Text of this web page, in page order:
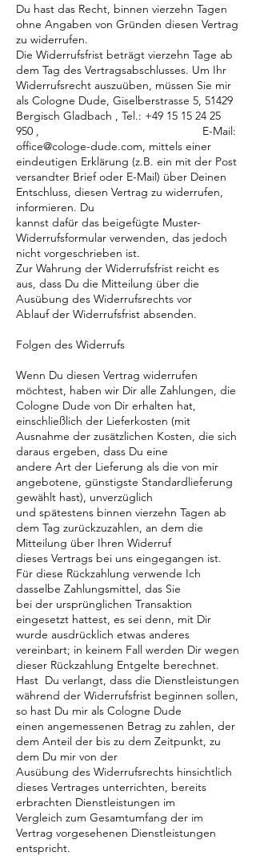
Du hast das Recht, binnen vierzehn Tagen
ohne Angaben von Gründen diesen Vertrag
zu widerrufen.
Die Widerrufsfrist beträgt vierzehn Tage ab
dem Tag des Vertragsabschlusses. Um Ihr
Widerrufsrecht auszuüben, müssen Sie mir
als Cologne Dude, Giselberstrasse 5, 51429
Bergisch Gladbach , Tel.: +49 15 15 24 25
950 , E-Mail:
office@cologe-dude.com, mittels einer
eindeutigen Erklärung (z.B. ein mit der Post
versandter Brief oder E-Mail) über Deinen
Entschluss, diesen Vertrag zu widerrufen,
informieren. Du
kannst dafür das beigefügte Muster-
Widerrufsformular verwenden, das jedoch
nicht vorgeschrieben ist.
Zur Wahrung der Widerrufsfrist reicht es
aus, dass Du die Mitteilung über die
Ausübung des Widerrufsrechts vor
Ablauf der Widerrufsfrist absenden.
Folgen des Widerrufs
Wenn Du diesen Vertrag widerrufen
möchtest, haben wir Dir alle Zahlungen, die
Cologne Dude von Dir erhalten hat,
einschließlich der Lieferkosten (mit
Ausnahme der zusätzlichen Kosten, die sich
daraus ergeben, dass Du eine
andere Art der Lieferung als die von mir
angebotene, günstigste Standardlieferung
gewählt hast), unverzüglich
und spätestens binnen vierzehn Tagen ab
dem Tag zurückzuzahlen, an dem die
Mitteilung über Ihren Widerruf
dieses Vertrags bei uns eingegangen ist.
Für diese Rückzahlung verwende Ich
dasselbe Zahlungsmittel, das Sie
bei der ursprünglichen Transaktion
eingesetzt hattest, es sei denn, mit Dir
wurde ausdrücklich etwas anderes
vereinbart; in keinem Fall werden Dir wegen
dieser Rückzahlung Entgelte berechnet.
Hast Du verlangt, dass die Dienstleistungen
während der Widerrufsfrist beginnen sollen,
so hast Du mir als Cologne Dude
einen angemessenen Betrag zu zahlen, der
dem Anteil der bis zu dem Zeitpunkt, zu
dem Du mir von der
Ausübung des Widerrufsrechts hinsichtlich
dieses Vertrages unterrichten, bereits
erbrachten Dienstleistungen im
Vergleich zum Gesamtumfang der im
Vertrag vorgesehenen Dienstleistungen
entspricht.